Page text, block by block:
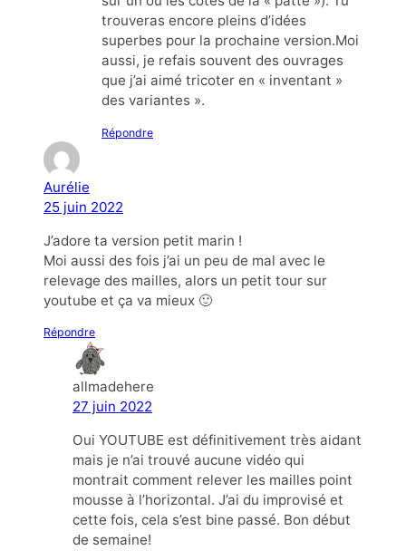
trouveras encore pleins d’idées
superbes pour la prochaine version.Moi
aussi, je refais souvent des ouvrages
que j’ai aimé tricoter en « inventant »
des variantes ».
Répondre
Aurélie
25 juin 2022
J’adore ta version petit marin !
Moi aussi des fois j’ai un peu de mal avec le
relevage des mailles, alors un petit tour sur
youtube et ça va mieux 🙂
Répondre
allmadehere
27 juin 2022
Oui YOUTUBE est définitivement très aidant
mais je n’ai trouvé aucune vidéo qui
montrait comment relever les mailles point
mousse à l’horizontal. J’ai du improvisé et
cette fois, cela s’est bine passé. Bon début
de semaine!